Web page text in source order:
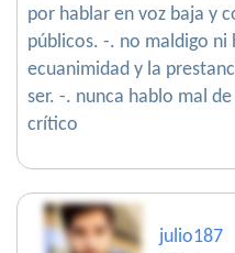
por hablar en voz baja y
públicos. -. no maldigo ni
ecuanimidad y la
ser. -. nunca hablo mal
crítico
julio187